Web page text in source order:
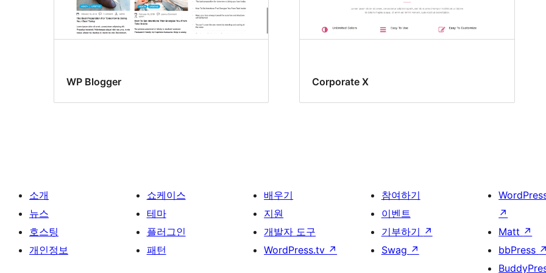
WP Blogger Corporate X
소개
뉴스
호스팅
개인정보
쇼케이스
테마
플러그인
패턴
배우기
지원
개발자 도구
WordPress.tv ↗
참여하기
이벤트
기부하기 ↗
Swag ↗
↗
Matt ↗
bbPress ↗